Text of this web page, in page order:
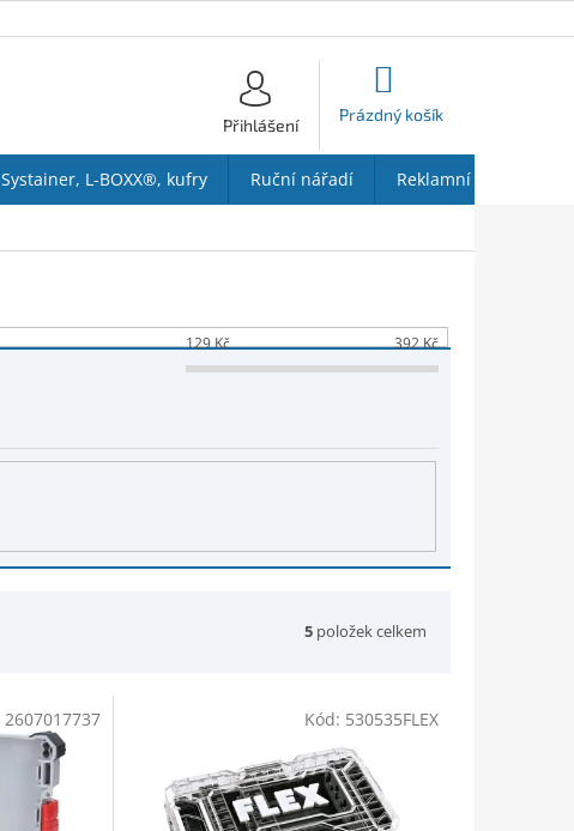
Přihlášení
Prázdný košík
Systainer, L-BOXX®, kufry Ruční nářadí Reklamní předměty
5 položek celkem
129Kč 392Kč
2607017737 Kód: 530535FLEX